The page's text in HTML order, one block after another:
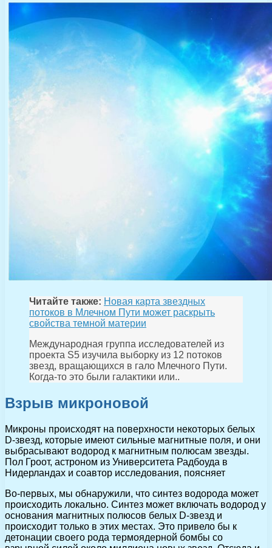
Читайте также: Новая карта звездных
потоков в Млечном Пути может раскрыть
свойства темной материи
Международная группа исследователей из
проекта S5 изучила выборку из 12 потоков
звезд, вращающихся в гало Млечного Пути.
Когда-то это были галактики или..
Взрыв микроновой
Микроны происходят на поверхности некоторых белых
D-звезд, которые имеют сильные магнитные поля, и они
выбрасывают водород к магнитным полюсам звезды.
Пол Гроот, астроном из Университета Радбоуда в
Нидерландах и соавтор исследования, поясняет
Во-первых, мы обнаружили, что синтез водорода может
происходить локально. Синтез может включать водород у
основания магнитных полюсов белых D-звезд и
происходит только в этих местах. Это привело бы к
детонации своего рода термоядерной бомбы со